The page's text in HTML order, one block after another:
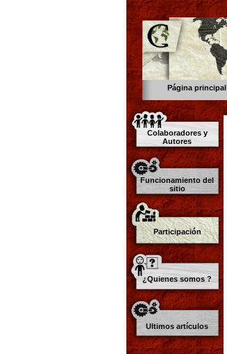
Página principal
Colaboradores y
Autores
Funcionamiento del
sitio
Participación
¿Quienes somos ?
Ultimos artículos